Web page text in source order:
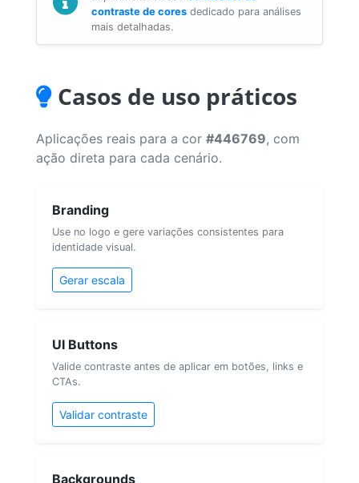
contraste de cores dedicado para análises
mais detalhadas.
Casos de uso práticos
Aplicações reais para a cor #446769, com
ação direta para cada cenário.
Branding
Use no logo e gere variações consistentes para
identidade visual.
Gerar escala
UI Buttons
Valide contraste antes de aplicar em botões, links e
CTAs.
Validar contraste
Backgrounds